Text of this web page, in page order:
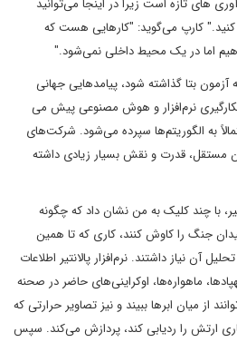
‌های تازه است زیرا در اینجا می‌توانید
کنید." کارپ می‌گوید: "کارهایی هست که
اما در یک محیط داخلی نمی‌شود."
آزمون بتا گذاشته شود، پیامدهایی جهانی
نرم‌افزار و هوش مصنوعی پیش می
به الگوریتم‌ها سپرده می‌شود. شرکت‌های
مستقل، قدرت و نقش بسیار زیادی داشته
با چند کلیک به من نشان داد که چگونه
جنگ را کاوش کنند، کاری که تا همین
آن نیاز داشتند. نرم‌افزار پالانتیر اطلاعات
ماهواره‌ها، اوکراینی‌های حاضر در صحنه
از میان ابرها ببیند و نیز تصاویر حرارتی که
ارتش را ردیابی کند، پردازش می‌کند. سپس